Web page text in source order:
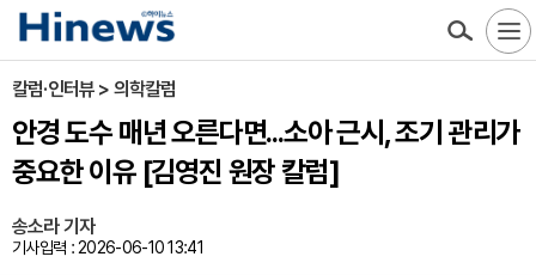
칼럼·인터뷰 > 의학칼럼
안경 도수 매년 오른다면...소아 근시, 조기 관리가
중요한 이유 [김영진 원장 칼럼]
송소라 기자
기사입력 : 2026-06-10 13:41